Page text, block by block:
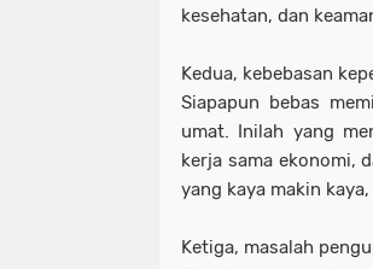
kesehatan, dan
Kedua, kebebasan
Siapapun bebas
umat. Inilah yang
kerja sama ekonomi,
yang kaya makin
Ketiga, masalah